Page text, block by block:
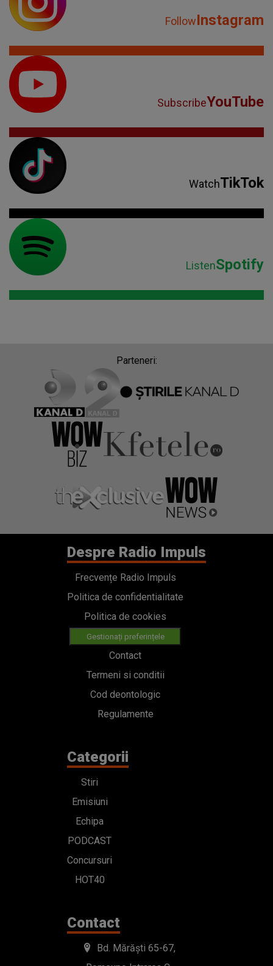
FollowInstagram
SubscribeYouTube
WatchTikTok
ListenSpotify
Parteneri:
Despre Radio Impuls
Frecvențe Radio Impuls
Politica de confidentialitate
Politica de cookies
Gestionați preferințele
Contact
Termeni si conditii
Cod deontologic
Regulamente
Categorii
Stiri
Emisiuni
Echipa
PODCAST
Concursuri
HOT40
Contact
Bd. Mărăști 65-67,